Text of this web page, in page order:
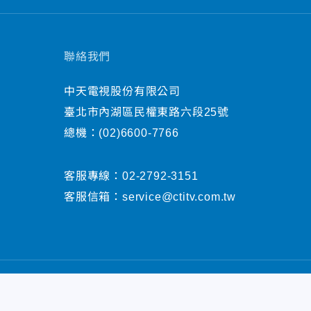
聯絡我們
中天電視股份有限公司
臺北市內湖區民權東路六段25號
總機： (02)6600-7766
客服專線： 02-2792-3151
客服信箱： service@ctitv.com.tw